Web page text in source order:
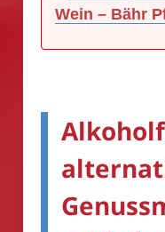
Wein – Bähr